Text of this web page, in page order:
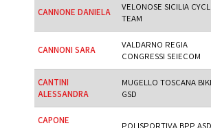
CANNONE DANIELA
VELONOSE SICILIA
TEAM
CANNONI SARA
VALDARNO REGIA
CONGRESSI SEIECOM
CANTINI
ALESSANDRA
MUGELLO TOSCANA
GSD
CAPONE
POLISPORTIVA BPP ASD